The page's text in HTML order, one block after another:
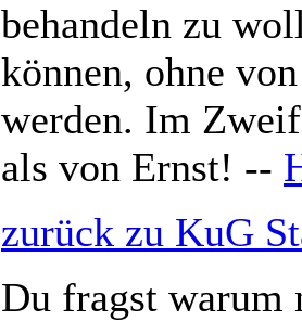
behandeln zu
können, ohne
werden. Im
als von Ernst! --
zurück zu KuG
Du fragst warum